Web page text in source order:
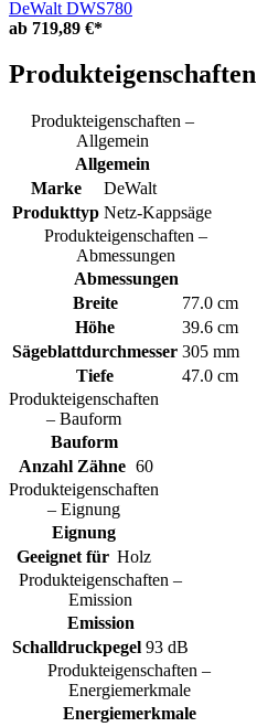
DeWalt DWS780
ab 719,89 €*
Produkteigenschaften
Produkteigenschaften –
Allgemein
Allgemein
Marke
DeWalt
Produkttyp Netz-Kappsäge
Produkteigenschaften –
Abmessungen
Abmessungen
Breite
77.0 cm
Höhe
39.6 cm
Sägeblattdurchmesser 305 mm
Tiefe
47.0 cm
Produkteigenschaften
– Bauform
Bauform
Anzahl Zähne 60
Produkteigenschaften
– Eignung
Eignung
Geeignet für Holz
Produkteigenschaften –
Emission
Emission
Schalldruckpegel 93 dB
Produkteigenschaften –
Energiemerkmale
Energiemerkmale